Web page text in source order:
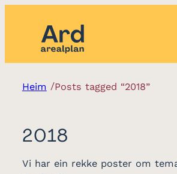
Heim /Posts tagged “2018”
2018
Vi har ein rekke poster om